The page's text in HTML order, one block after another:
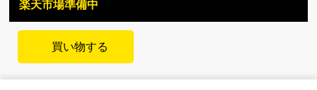
楽天市場準備中
買い物する